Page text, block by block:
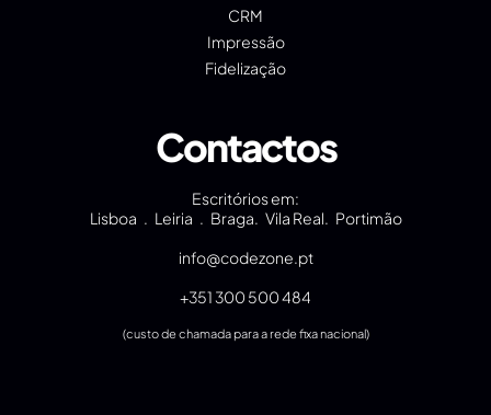
CRM
Impressão
Fidelização
Contactos
Escritórios em:
Lisboa . Leiria . Braga. Vila Real. Portimão
info@codezone.pt
+351 300 500 484
(custo de chamada para a rede fixa nacional)